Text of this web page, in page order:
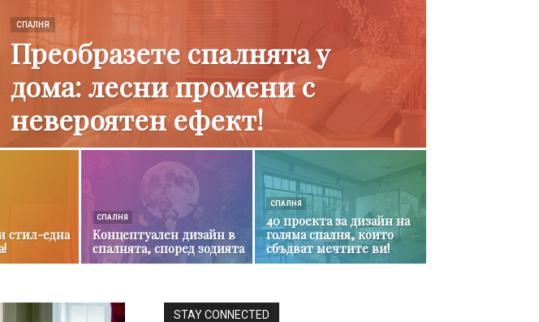
СПАЛНЯ
Преобразете спалнята у
дома: лесни промени с
невероятен ефект!
стил-една
СПАЛНЯ
Концептуален дизайн в
спалнята, според зодията
СПАЛНЯ
40 проекта за дизайн на
голяма спалня, които
сбъдват мечтите ви!
STAY CONNECTED